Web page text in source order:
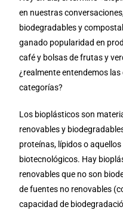
en nuestras
biodegradables y
ganado popularidad en
café y bolsas de frutas y
¿realmente entendemos
categorías?
Los bioplásticos son
renovables y
proteínas, lípidos o
biotecnológicos. Hay
renovables que no son
de fuentes no renovables
capacidad de